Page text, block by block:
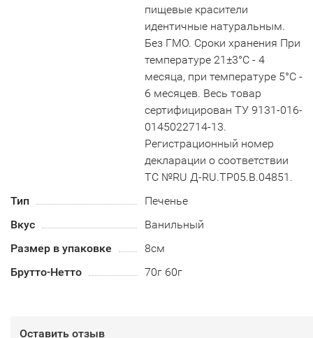
пищевые красители
идентичные натуральным.
Без ГМО. Сроки хранения При
температуре 21±3°С - 4
месяца, при температуре 5°С -
6 месяцев. Весь товар
сертифицирован ТУ 9131-016-
0145022714-13.
Регистрационный номер
декларации о соответствии
ТС №RU Д-RU.TP05.B.04851.
Тип
Печенье
Вкус
Ванильный
Размер в упаковке
8см
Брутто-Нетто
70г 60г
Оставить отзыв